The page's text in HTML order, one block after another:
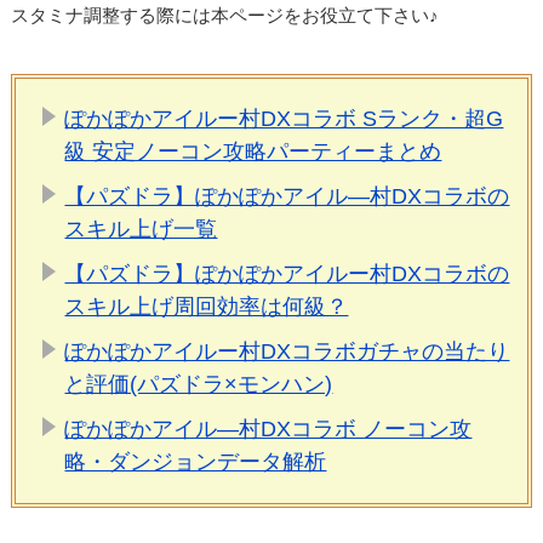
スタミナ調整する際には本ページをお役立て下さい♪
ぽかぽかアイルー村DXコラボ Sランク・超G
級 安定ノーコン攻略パーティーまとめ
【パズドラ】ぽかぽかアイル―村DXコラボの
スキル上げ一覧
【パズドラ】ぽかぽかアイルー村DXコラボの
スキル上げ周回効率は何級？
ぽかぽかアイルー村DXコラボガチャの当たり
と評価(パズドラ×モンハン)
ぽかぽかアイル―村DXコラボ ノーコン攻
略・ダンジョンデータ解析